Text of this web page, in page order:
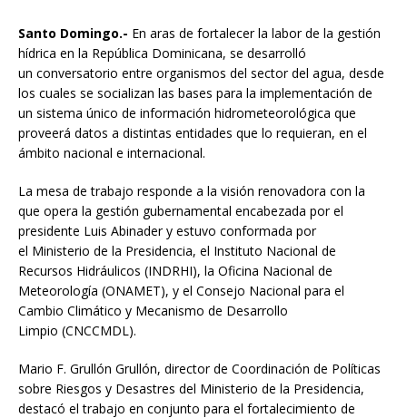
Santo Domingo.- En aras de fortalecer la labor de la gestión
hídrica en la República Dominicana, se desarrolló
un conversatorio entre organismos del sector del agua, desde
los cuales se socializan las bases para la implementación de
un sistema único de información hidrometeorológica que
proveerá datos a distintas entidades que lo requieran, en el
ámbito nacional e internacional.
La mesa de trabajo responde a la visión renovadora con la
que opera la gestión gubernamental encabezada por el
presidente Luis Abinader y estuvo conformada por
el Ministerio de la Presidencia, el Instituto Nacional de
Recursos Hidráulicos (INDRHI), la Oficina Nacional de
Meteorología (ONAMET), y el Consejo Nacional para el
Cambio Climático y Mecanismo de Desarrollo
Limpio (CNCCMDL).
Mario F. Grullón Grullón, director de Coordinación de Políticas
sobre Riesgos y Desastres del Ministerio de la Presidencia,
destacó el trabajo en conjunto para el fortalecimiento de